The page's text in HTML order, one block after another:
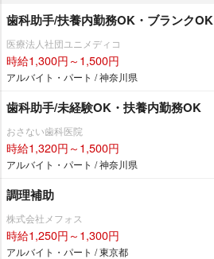
歯科助手/扶養内勤務OK・ブランクOK
医療法人社団ユニメディコ
時給1,300円～1,500円
アルバイト・パート / 神奈川県
歯科助手/未経験OK・扶養内勤務OK
おさない歯科医院
時給1,320円～1,500円
アルバイト・パート / 神奈川県
調理補助
株式会社メフォス
時給1,250円～1,300円
アルバイト・パート / 東京都